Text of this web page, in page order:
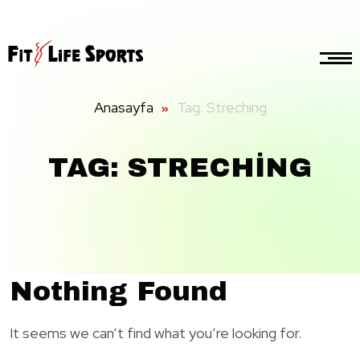
Anasayfa Tag: Streching
TAG: STRECHING
Nothing Found
It seems we can’t find what you’re looking for.